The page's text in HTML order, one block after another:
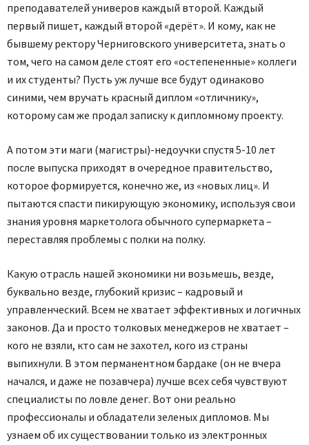
преподавателей универов каждый второй. Каждый
первый пишет, каждый второй «дерёт». И кому, как не
бывшему ректору Черниговского университета, знать о
том, чего на самом деле стоят его «остепененные» коллеги
и их студенты? Пусть уж лучше все будут одинаково
синими, чем вручать красный диплом «отличнику»,
которому сам же продал записку к дипломному проекту.
А потом эти маги (магистры)-недоучки спустя 5-10 лет
после выпуска приходят в очередное правительство,
которое формируется, конечно же, из «новых лиц». И
пытаются спасти пикирующую экономику, используя свои
знания уровня маркетолога обычного супермаркета –
переставляя проблемы с полки на полку.
Какую отрасль нашей экономики ни возьмешь, везде,
буквально везде, глубокий кризис – кадровый и
управленческий. Всем не хватает эффективных и логичных
законов. Да и просто толковых менеджеров не хватает –
кого не взяли, кто сам не захотел, кого из страны
выпихнули. В этом перманентном бардаке (он не вчера
начался, и даже не позавчера) лучше всех себя чувствуют
специалисты по ловле денег. Вот они реально
профессионалы и обладатели зеленых дипломов. Мы
узнаем об их существовании только из электронных